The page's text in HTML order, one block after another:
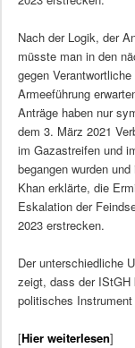
Nach der Logik, der
müsste man in den
gegen
Armeeführung
Anträge haben nur
dem 3. März 2021
im Gazastreifen und
begangen wurden
Khan erklärte, die
Eskalation der
2023 erstrecken.
Der unterschiedliche
zeigt, dass der IStGH
politisches
[Hier weiterlesen]